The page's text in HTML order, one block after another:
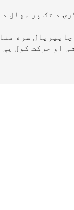
د تګ پر
چاپیریال سره
او حرکت کول یې